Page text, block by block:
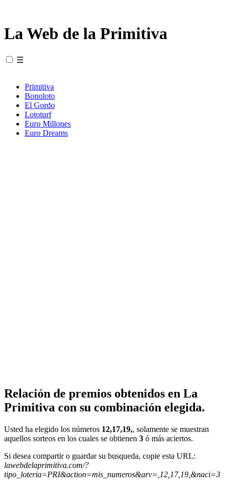
La Web de la Primitiva
☰
Primitiva
Bonoloto
El Gordo
Lototurf
Euro Millones
Euro Dreams
Relación de premios obtenidos en La
Primitiva con su combinación elegida.
Usted ha elegido los números 12,17,19,, solamente se muestran
aquellos sorteos en los cuales se obtienen 3 ó más aciertos.
Si desea compartir o guardar su busqueda, copie esta URL:
lawebdelaprimitiva.com/?
tipo_loteria=PRI&action=mis_numeros&arv=,12,17,19,&naci=3